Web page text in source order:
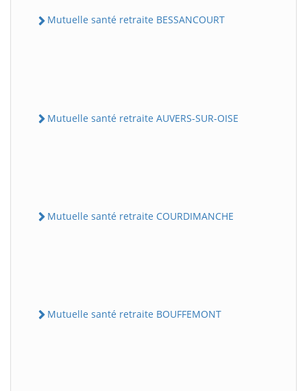
Mutuelle santé retraite BESSANCOURT
Mutuelle santé retraite AUVERS-SUR-OISE
Mutuelle santé retraite COURDIMANCHE
Mutuelle santé retraite BOUFFEMONT